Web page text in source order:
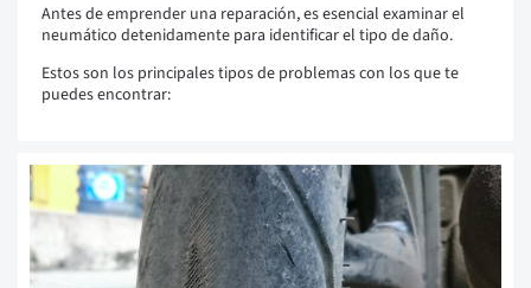
Antes de emprender una reparación, es esencial examinar el
neumático detenidamente para identificar el tipo de daño.
Estos son los principales tipos de problemas con los que te
puedes encontrar: